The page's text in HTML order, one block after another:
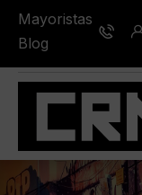
Mayoristas
Blog